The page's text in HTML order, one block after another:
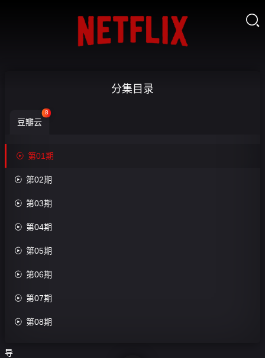

孤独
粉丝
见面
20260331
0.0
导
分集目录
豆瓣云
8
 第01期
 第02期
 第03期
 第04期
 第05期
 第06期
 第07期
 第08期